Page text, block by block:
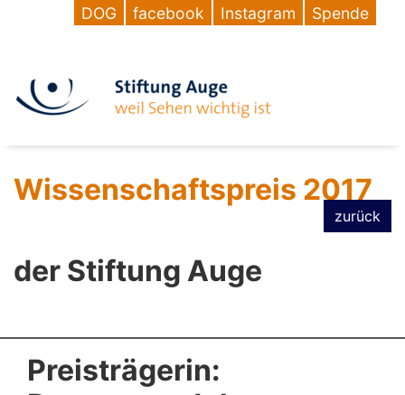
DOG facebook Instagram Spende
Wissenschaftspreis 2017
zurück
der Stiftung Auge
Preisträgerin: